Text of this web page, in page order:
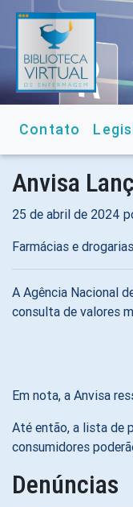
Contato
Anvisa
25 de abril de 2024
Farmácias e
A Agência Nacional
consulta de valores
Em nota, a Anvisa
Até então, a lista de
consumidores
Denúncias